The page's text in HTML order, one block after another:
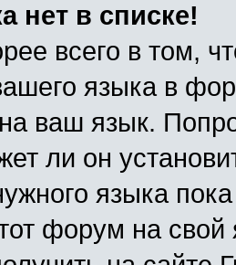
нет в списке!
всего в том,
языка в
ваш язык.
ли он
языка
форум на